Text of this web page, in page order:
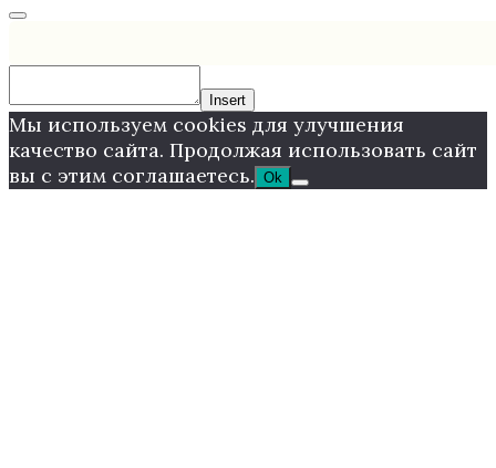
Insert
Мы используем cookies для улучшения
качество сайта. Продолжая использовать сайт
вы с этим соглашаетесь. Ok